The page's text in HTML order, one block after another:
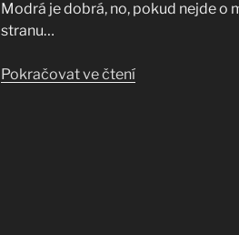
Modrá je dobrá, no, pokud nejde o
stranu…
Pokračovat ve čtení„Jaro